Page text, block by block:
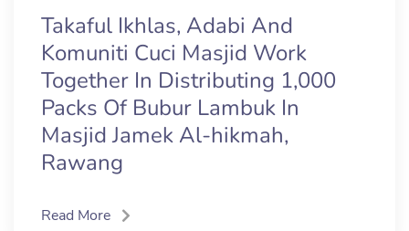
Takaful Ikhlas, Adabi And
Komuniti Cuci Masjid Work
Together In Distributing 1,000
Packs Of Bubur Lambuk In
Masjid Jamek Al-hikmah,
Rawang
Read More